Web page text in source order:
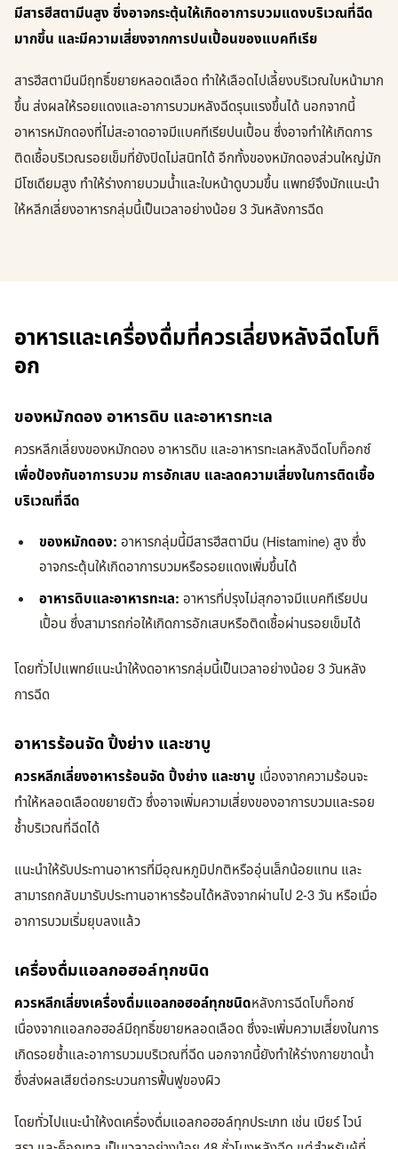
มีสารฮีสตามีนสูง ซึ่งอาจกระตุ้นให้เกิดอาการบวมแดงบริเวณที่ฉีด
มากขึ้น และมีความเสี่ยงจากการปนเปื้อนของแบคทีเรีย
สารฮีสตามีนมีฤทธิ์ขยายหลอดเลือด ทำให้เลือดไปเลี้ยงบริเวณใบหน้ามาก
ขึ้น ส่งผลให้รอยแดงและอาการบวมหลังฉีดรุนแรงขึ้นได้ นอกจากนี้
อาหารหมักดองที่ไม่สะอาดอาจมีแบคทีเรียปนเปื้อน ซึ่งอาจทำให้เกิดการ
ติดเชื้อบริเวณรอยเข็มที่ยังปิดไม่สนิทได้ อีกทั้งของหมักดองส่วนใหญ่มัก
มีโซเดียมสูง ทำให้ร่างกายบวมน้ำและใบหน้าดูบวมขึ้น แพทย์จึงมักแนะนำ
ให้หลีกเลี่ยงอาหารกลุ่มนี้เป็นเวลาอย่างน้อย 3 วันหลังการฉีด
อาหารและเครื่องดื่มที่ควรเลี่ยงหลังฉีดโบท็
อก
ของหมักดอง อาหารดิบ และอาหารทะเล
ควรหลีกเลี่ยงของหมักดอง อาหารดิบ และอาหารทะเลหลังฉีดโบท็อกซ์
เพื่อป้องกันอาการบวม การอักเสบ และลดความเสี่ยงในการติดเชื้อ
บริเวณที่ฉีด
ของหมักดอง: อาหารกลุ่มนี้มีสารฮีสตามีน (Histamine) สูง ซึ่ง
อาจกระตุ้นให้เกิดอาการบวมหรือรอยแดงเพิ่มขึ้นได้
อาหารดิบและอาหารทะเล: อาหารที่ปรุงไม่สุกอาจมีแบคทีเรียปน
เปื้อน ซึ่งสามารถก่อให้เกิดการอักเสบหรือติดเชื้อผ่านรอยเข็มได้
โดยทั่วไปแพทย์แนะนำให้งดอาหารกลุ่มนี้เป็นเวลาอย่างน้อย 3 วันหลัง
การฉีด
อาหารร้อนจัด ปิ้งย่าง และชาบู
ควรหลีกเลี่ยงอาหารร้อนจัด ปิ้งย่าง และชาบู เนื่องจากความร้อนจะ
ทำให้หลอดเลือดขยายตัว ซึ่งอาจเพิ่มความเสี่ยงของอาการบวมและรอย
ช้ำบริเวณที่ฉีดได้
แนะนำให้รับประทานอาหารที่มีอุณหภูมิปกติหรืออุ่นเล็กน้อยแทน และ
สามารถกลับมารับประทานอาหารร้อนได้หลังจากผ่านไป 2-3 วัน หรือเมื่อ
อาการบวมเริ่มยุบลงแล้ว
เครื่องดื่มแอลกอฮอล์ทุกชนิด
ควรหลีกเลี่ยงเครื่องดื่มแอลกอฮอล์ทุกชนิดหลังการฉีดโบท็อกซ์
เนื่องจากแอลกอฮอล์มีฤทธิ์ขยายหลอดเลือด ซึ่งจะเพิ่มความเสี่ยงในการ
เกิดรอยช้ำและอาการบวมบริเวณที่ฉีด นอกจากนี้ยังทำให้ร่างกายขาดน้ำ
ซึ่งส่งผลเสียต่อกระบวนการฟื้นฟูของผิว
โดยทั่วไปแนะนำให้งดเครื่องดื่มแอลกอฮอล์ทุกประเภท เช่น เบียร์ ไวน์